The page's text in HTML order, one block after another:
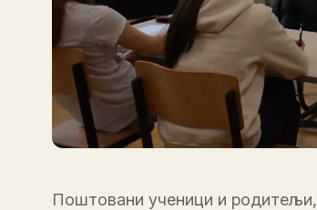
Поштовани ученици и родитељи,